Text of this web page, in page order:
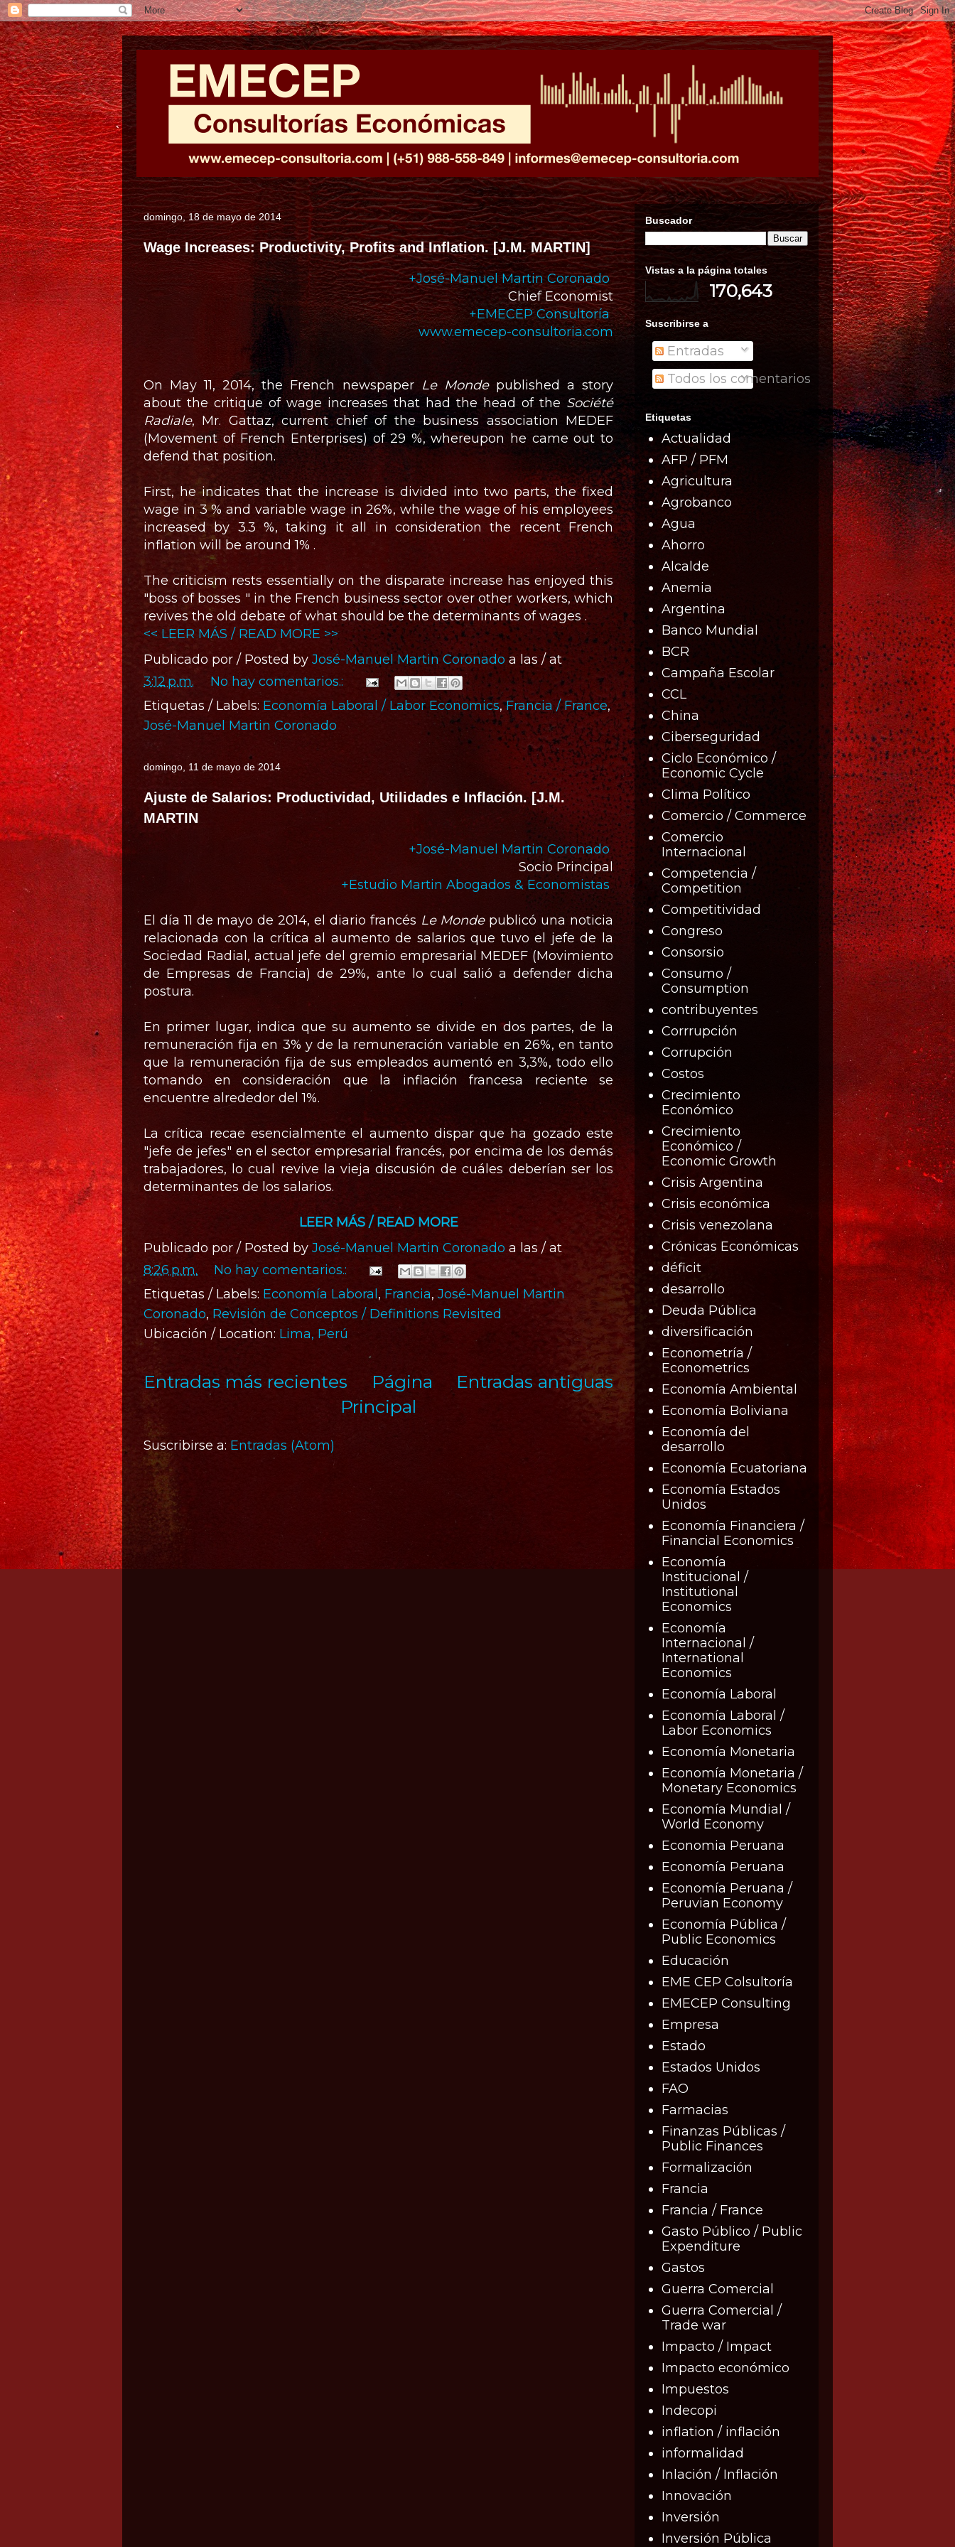
domingo, 18 de mayo de 2014
Wage Increases: Productivity, Profits and Inflation. [J.M. MARTIN]
+José-Manuel Martin Coronado
Chief Economist
+EMECEP Consultoría
www.emecep-consultoria.com
On May 11, 2014, the French newspaper Le Monde published a story
about the critique of wage increases that had the head of the Société
Radiale, Mr. Gattaz, current chief of the business association MEDEF
(Movement of French Enterprises) of 29 %, whereupon he came out to
defend that position.
First, he indicates that the increase is divided into two parts, the fixed
wage in 3 % and variable wage in 26%, while the wage of his employees
increased by 3.3 %, taking it all in consideration the recent French
inflation will be around 1% .
The criticism rests essentially on the disparate increase has enjoyed this
"boss of bosses " in the French business sector over other workers, which
revives the old debate of what should be the determinants of wages .
<< LEER MÁS / READ MORE >>
Publicado por / Posted by José-Manuel Martin Coronado a las / at
3:12 p.m.
No hay comentarios.:
Etiquetas / Labels: Economía Laboral / Labor Economics,Francia / France,
José-Manuel Martin Coronado
domingo, 11 de mayo de 2014
Ajuste de Salarios: Productividad, Utilidades e Inflación. [J.M.
MARTIN
+José-Manuel Martin Coronado
Socio Principal
+Estudio Martin Abogados & Economistas
El día 11 de mayo de 2014, el diario francés Le Mondepublicó una noticia
relacionada con la crítica al aumento de salarios que tuvo el jefe de la
Sociedad Radial, actual jefe del gremio empresarial MEDEF (Movimiento
de Empresas de Francia) de 29%, ante lo cual salió a defender dicha
postura.
En primer lugar, indica que su aumento se divide en dos partes, de la
remuneración fija en 3% y de la remuneración variable en 26%, en tanto
que la remuneración fija de sus empleados aumentó en 3,3%, todo ello
tomando en consideración que la inflación francesa reciente se
encuentre alrededor del 1%.
La crítica recae esencialmente el aumento dispar que ha gozado este
"jefe de jefes" en el sector empresarial francés, por encima de los demás
trabajadores, lo cual revive la vieja discusión de cuáles deberían ser los
determinantes de los salarios.
LEER MÁS / READ MORE
Publicado por / Posted by José-Manuel Martin Coronado a las / at
8:26 p.m.
No hay comentarios.:
Etiquetas / Labels: Economía Laboral , Francia,José-Manuel Martin
Coronado, Revisión de Conceptos / Definitions Revisited
Ubicación / Location: Lima, Perú
Entradas más recientes Entradas antiguas
Página
Principal
Suscribirse a: Entradas (Atom)
Buscador
Vistas a la página totales
170,643
Suscribirse a
Entradas
Todos los comentarios
Etiquetas
Actualidad
AFP / PFM
Agricultura
Agrobanco
Agua
Ahorro
Alcalde
Anemia
Argentina
Banco Mundial
BCR
Campaña Escolar
CCL
China
Ciberseguridad
Ciclo Económico /
Economic Cycle
Clima Político
Comercio / Commerce
Comercio
Internacional
Competencia /
Competition
Competitividad
Congreso
Consorsio
Consumo /
Consumption
contribuyentes
Corrrupción
Corrupción
Costos
Crecimiento
Económico
Crecimiento
Económico /
Economic Growth
Crisis Argentina
Crisis económica
Crisis venezolana
Crónicas Económicas
déficit
desarrollo
Deuda Pública
diversificación
Econometría /
Econometrics
Economía Ambiental
Economía Boliviana
Economía del
desarrollo
Economía Ecuatoriana
Economía Estados
Unidos
Economía Financiera /
Financial Economics
Economía
Institucional /
Institutional
Economics
Economía
Internacional /
International
Economics
Economía Laboral
Economía Laboral /
Labor Economics
Economía Monetaria
Economía Monetaria /
Monetary Economics
Economía Mundial /
World Economy
Economia Peruana
Economía Peruana
Economía Peruana /
Peruvian Economy
Economía Pública /
Public Economics
Educación
EME CEP Colsultoría
EMECEP Consulting
Empresa
Estado
Estados Unidos
FAO
Farmacias
Finanzas Públicas /
Public Finances
Formalización
Francia
Francia / France
Gasto Público / Public
Expenditure
Gastos
Guerra Comercial
Guerra Comercial /
Trade war
Impacto / Impact
Impacto económico
Impuestos
Indecopi
inflation / inflación
informalidad
Inlación / Inflación
Innovación
Inversión
Inversión Pública